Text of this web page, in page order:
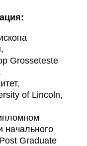
Grosseteste
of Lincoln,
начального
Graduate